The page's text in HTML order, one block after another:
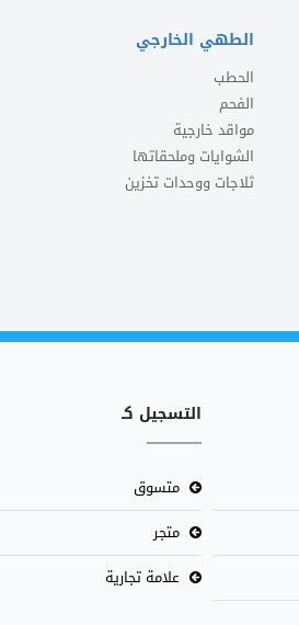
الطهي الخارجي
الحطب
الفحم
مواقد خارجية
الشوايات وملحقاتها
ثلاجات ووحدات تخزين
التسجيل كـ
متسوق
متجر
علامة تجارية